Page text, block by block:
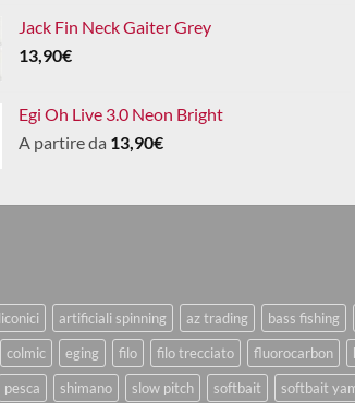
Jack Fin Neck Gaiter Grey
13,90€
Egi Oh Live 3.0 Neon Bright
A partire da 13,90€
artificiali spinning az trading bass fishing
colmic eging filo filo trecciato fluorocarbon
pesca shimano slow pitch softbait softbait